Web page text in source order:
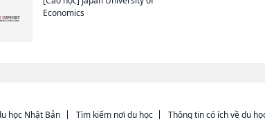
Economics
học Nhật Bản Tìm kiếm nơi du học Thông tin có ích về du